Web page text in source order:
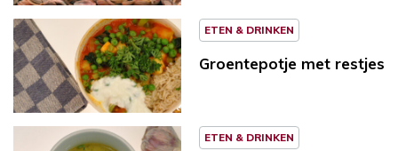
ETEN & DRINKEN
Groentepotje met restjes
ETEN & DRINKEN